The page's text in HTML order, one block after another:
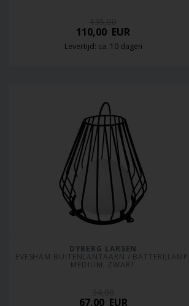
110,00 EUR
Levertijd: ca. 10 dagen
DYBERG LARSEN
EVESHAM BUITENLANTAARN / BATTERIJLAMP
MEDIUM, ZWART
67,00EUR